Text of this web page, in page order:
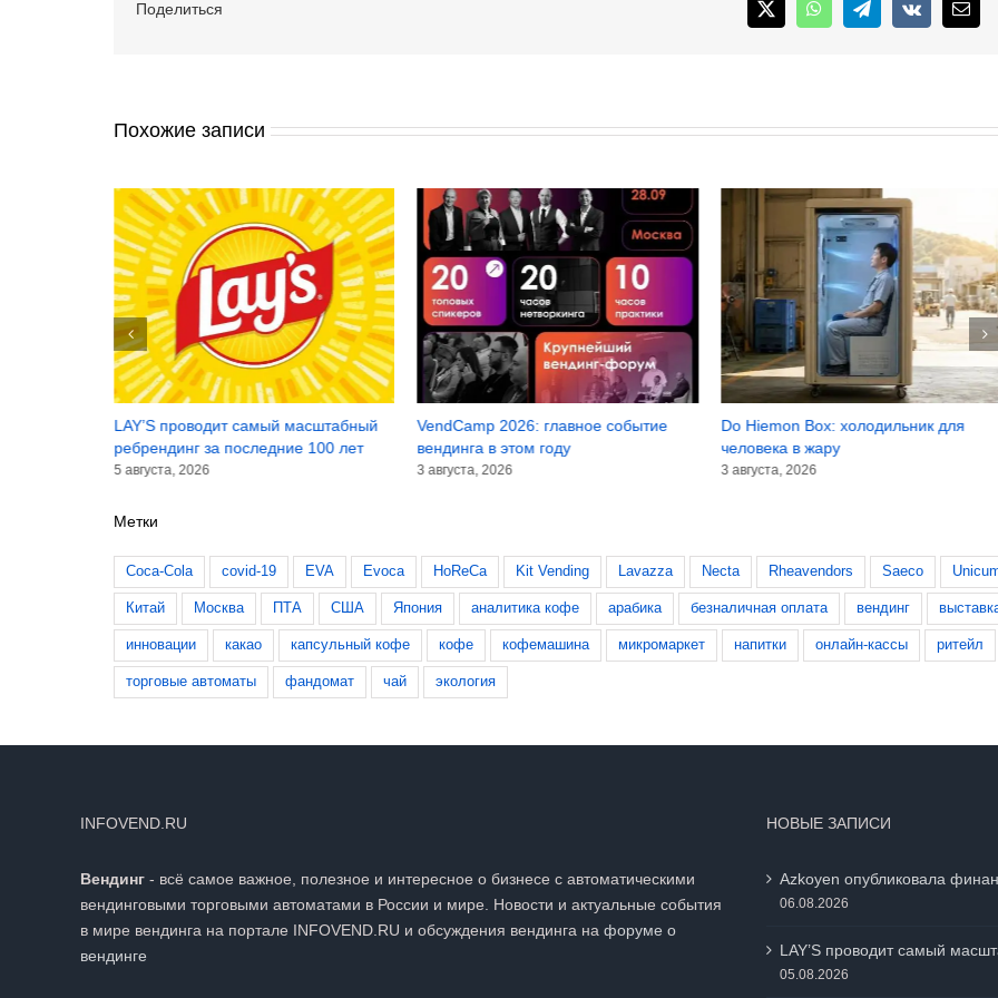
Поделиться X WhatsAppTelegram
Vk Email
Похожие записи
LAY’S проводит самый масштабный
ребрендинг за последние 100 лет
5 августа, 2026
VendCamp 2026: главное событие
вендинга в этом году
3 августа, 2026
Do Hiemon Box: холодильник для
человека в жару
3 августа, 2026
Метки
Coca-Cola covid-19 EVA Evoca HoReCa Kit Vending Lavazza Necta Rheavendors Saeco
Китай Москва ПТА США Япония аналитика кофе арабика безналичная оплата вендинг
инновации какао капсульный кофе кофе кофемашина микромаркет напитки онлайн-кассы ритейл
торговые автоматы фандомат чай экология
INFOVEND.RU
Вендинг - всё самое важное, полезное и интересное о бизнесе с автоматическими
вендинговыми торговыми автоматами в России и мире. Новости и актуальные события
в мире вендинга на портале INFOVEND.RU и обсуждения вендинга на форуме о
вендинге
НОВЫЕ ЗАПИСИ
Azkoyen опубликовала
06.08.2026
LAY’S проводит самый
05.08.2026